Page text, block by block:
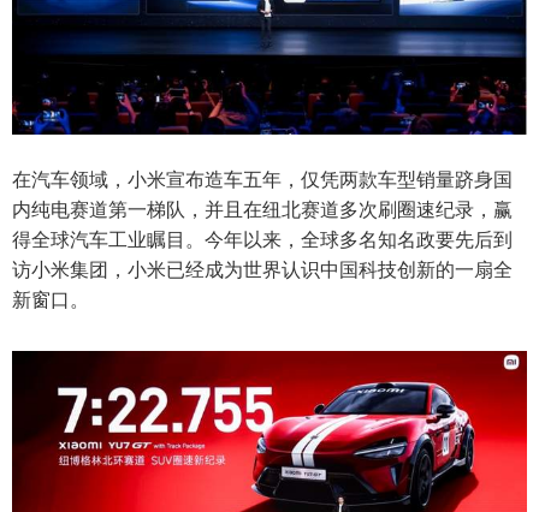
在汽车领域，小米宣布造车五年，仅凭两款车型销量跻身国
内纯电赛道第一梯队，并且在纽北赛道多次刷圈速纪录，赢
得全球汽车工业瞩目。今年以来，全球多名知名政要先后到
访小米集团，小米已经成为世界认识中国科技创新的一扇全
新窗口。